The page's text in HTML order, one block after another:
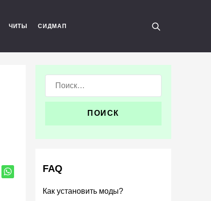
ЧИТЫ СИДМАП
Поиск:
FAQ
Как установить моды?